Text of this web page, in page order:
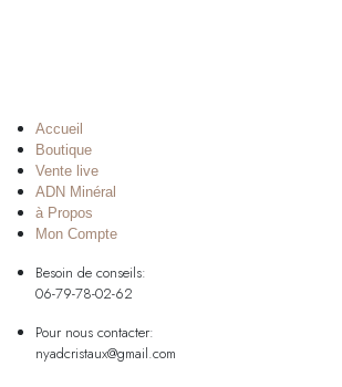
Accueil
Boutique
Vente live
ADN Minéral
à Propos
Mon Compte
Besoin de conseils:
06-79-78-02-62
Pour nous contacter:
nyadcristaux@gmail.com